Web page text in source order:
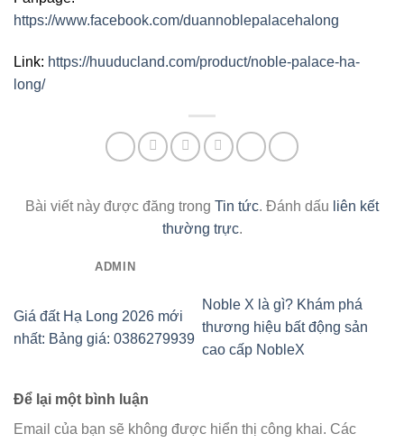
https://www.facebook.com/duannoblepalacehalong
Link: https://huuducland.com/product/noble-palace-ha-
long/
Bài viết này được đăng trong Tin tức. Đánh dấu liên kết
thường trực.
ADMIN
Giá đất Hạ Long 2026 mới
nhất: Bảng giá: 0386279939
Noble X là gì? Khám phá
thương hiệu bất động sản
cao cấp NobleX
Để lại một bình luận
Email của bạn sẽ không được hiển thị công khai. Các